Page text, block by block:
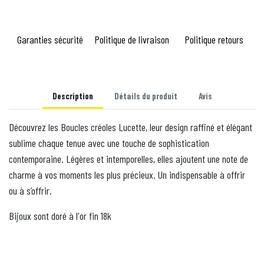
Garanties sécurité Politique de livraison Politique retours
Description Détails du produit Avis
Découvrez les Boucles créoles Lucette, leur design raffiné et élégant
sublime chaque tenue avec une touche de sophistication
contemporaine. Légères et intemporelles, elles ajoutent une note de
charme à vos moments les plus précieux. Un indispensable à offrir
ou à s’offrir.
Bijoux sont doré à l'or fin 18k